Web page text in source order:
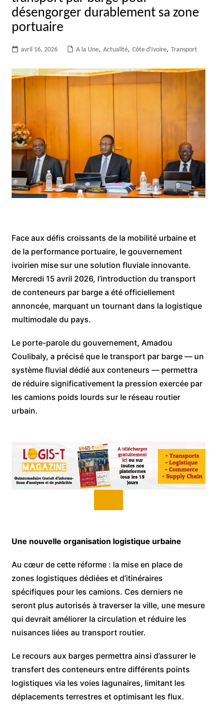
désengorger durablement sa zone
portuaire
avril 16, 2026 A la Une, Actualité, Côte d'Ivoire, Transport
Face aux défis croissants de la mobilité urbaine et
de la performance portuaire, le gouvernement
ivoirien mise sur une solution fluviale innovante.
Mercredi 15 avril 2026, l’introduction du transport
de conteneurs par barge a été officiellement
annoncée, marquant un tournant dans la logistique
multimodale du pays.
Le porte-parole du gouvernement, Amadou
Coulibaly, a précisé que le transport par barge — un
système fluvial dédié aux conteneurs — permettra
de réduire significativement la pression exercée par
les camions poids lourds sur le réseau routier
urbain.
Une nouvelle organisation logistique urbaine
Au cœur de cette réforme : la mise en place de
zones logistiques dédiées et d’itinéraires
spécifiques pour les camions. Ces derniers ne
seront plus autorisés à traverser la ville, une mesure
qui devrait améliorer la circulation et réduire les
nuisances liées au transport routier.
Le recours aux barges permettra ainsi d’assurer le
transfert des conteneurs entre différents points
logistiques via les voies lagunaires, limitant les
déplacements terrestres et optimisant les flux.